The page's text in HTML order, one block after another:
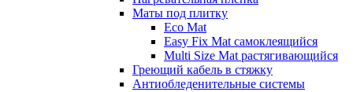
Маты под плитку
Eco Mat
Easy Fix Mat самоклеящийся
Multi Size Mat растягивающийся
Греющий кабель в стяжку
Антиобледенительные системы